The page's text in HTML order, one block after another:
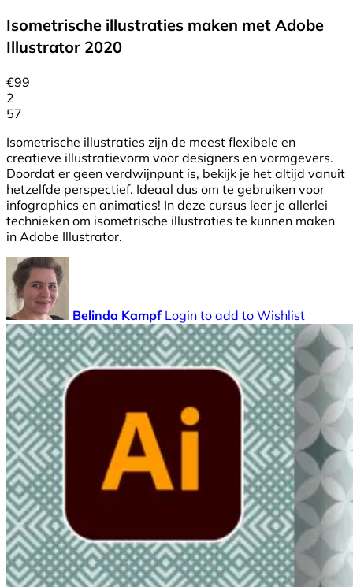
Isometrische illustraties maken met Adobe
Illustrator 2020
€99
2
57
Isometrische illustraties zijn de meest flexibele en
creatieve illustratievorm voor designers en vormgevers.
Doordat er geen verdwijnpunt is, bekijk je het altijd vanuit
hetzelfde perspectief. Ideaal dus om te gebruiken voor
infographics en animaties! In deze cursus leer je allerlei
technieken om isometrische illustraties te kunnen maken
in Adobe Illustrator.
Belinda Kampf Login to add to Wishlist